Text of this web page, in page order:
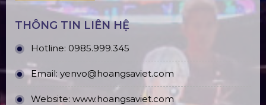
THÔNG TIN LIÊN HỆ
Hotline: 0985.999.345
Email: yenvo@hoangsaviet.com
Website: www.hoangsaviet.com